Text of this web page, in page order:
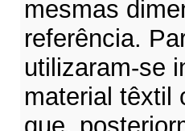
mesmas
referência.
utilizaram-se
material têxtil